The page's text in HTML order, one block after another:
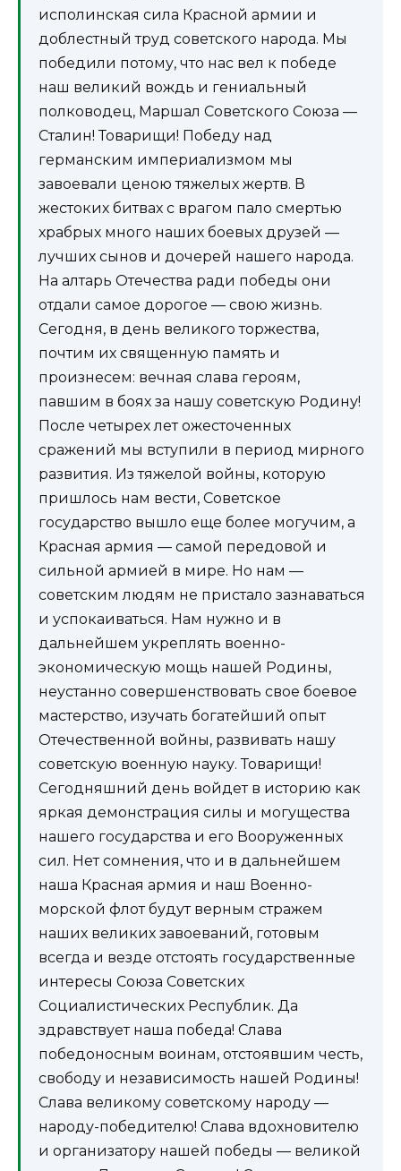
исполинская сила Красной армии и
доблестный труд советского народа. Мы
победили потому, что нас вел к победе
наш великий вождь и гениальный
полководец, Маршал Советского Союза —
Сталин! Товарищи! Победу над
германским империализмом мы
завоевали ценою тяжелых жертв. В
жестоких битвах с врагом пало смертью
храбрых много наших боевых друзей —
лучших сынов и дочерей нашего народа.
На алтарь Отечества ради победы они
отдали самое дорогое — свою жизнь.
Сегодня, в день великого торжества,
почтим их священную память и
произнесем: вечная слава героям,
павшим в боях за нашу советскую Родину!
После четырех лет ожесточенных
сражений мы вступили в период мирного
развития. Из тяжелой войны, которую
пришлось нам вести, Советское
государство вышло еще более могучим, а
Красная армия — самой передовой и
сильной армией в мире. Но нам —
советским людям не пристало зазнаваться
и успокаиваться. Нам нужно и в
дальнейшем укреплять военно-
экономическую мощь нашей Родины,
неустанно совершенствовать свое боевое
мастерство, изучать богатейший опыт
Отечественной войны, развивать нашу
советскую военную науку. Товарищи!
Сегодняшний день войдет в историю как
яркая демонстрация силы и могущества
нашего государства и его Вооруженных
сил. Нет сомнения, что и в дальнейшем
наша Красная армия и наш Военно-
морской флот будут верным стражем
наших великих завоеваний, готовым
всегда и везде отстоять государственные
интересы Союза Советских
Социалистических Республик. Да
здравствует наша победа! Слава
победоносным воинам, отстоявшим честь,
свободу и независимость нашей Родины!
Слава великому советскому народу —
народу-победителю! Слава вдохновителю
и организатору нашей победы — великой